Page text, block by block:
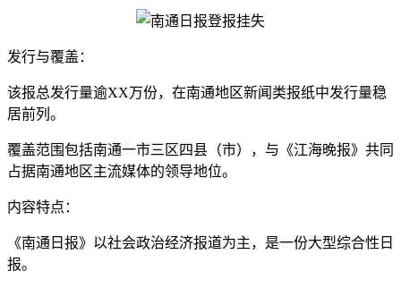
发行与覆盖：
该报总发行量逾XX万份，在南通地区新闻类报纸中发行量稳
居前列。
覆盖范围包括南通一市三区四县（市），与《江海晚报》共同
占据南通地区主流媒体的领导地位。
内容特点：
《南通日报》以社会政治经济报道为主，是一份大型综合性日
报。